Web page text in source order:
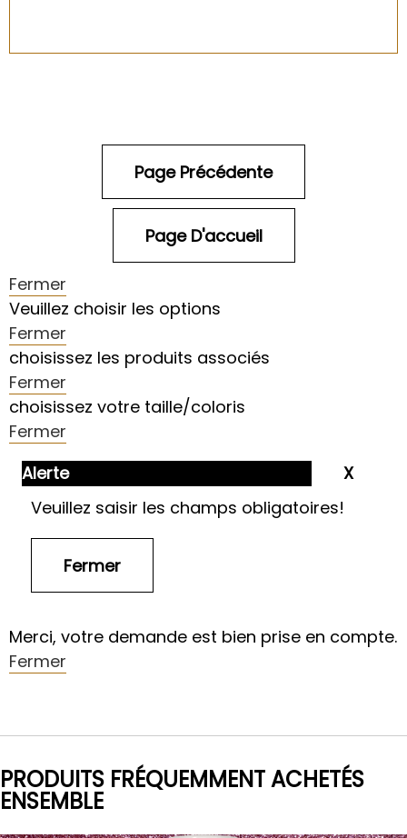
Fermer
Veuillez choisir les options
Fermer
choisissez les produits associés
Fermer
choisissez votre taille/coloris
Fermer
Alerte
Veuillez saisir les champs obligatoires!
Merci, votre demande est bien prise en compte.
Fermer
PRODUITS FRÉQUEMMENT ACHETÉS
ENSEMBLE